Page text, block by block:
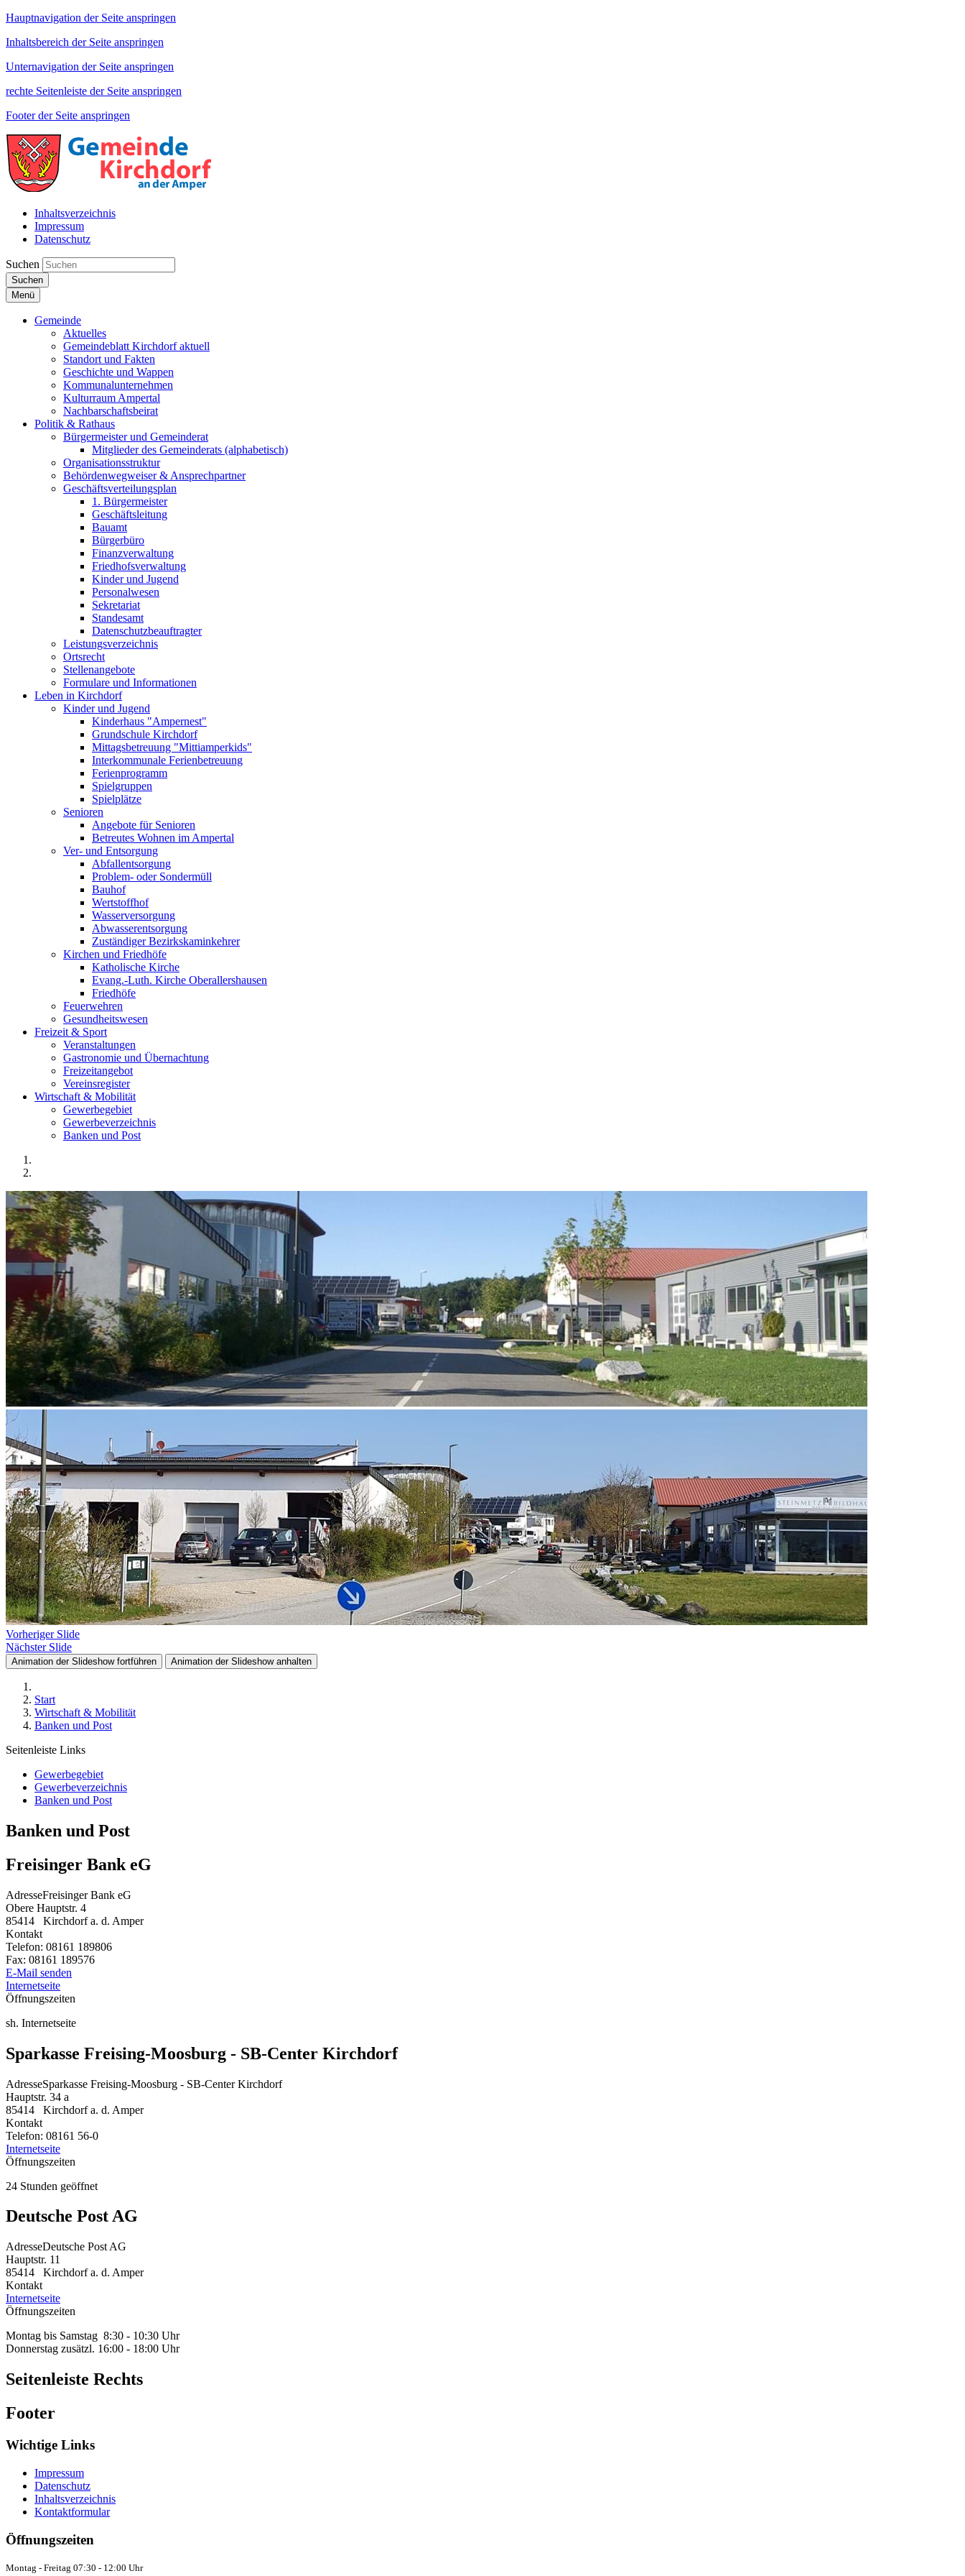
Hauptnavigation der Seite anspringen
Inhaltsbereich der Seite anspringen
Unternavigation der Seite anspringen
rechte Seitenleiste der Seite anspringen
Footer der Seite anspringen
Inhaltsverzeichnis
Impressum
Datenschutz
Suchen
Suchen
Menü
Gemeinde
Aktuelles
Gemeindeblatt Kirchdorf aktuell
Standort und Fakten
Geschichte und Wappen
Kommunalunternehmen
Kulturraum Ampertal
Nachbarschaftsbeirat
Politik & Rathaus
Bürgermeister und Gemeinderat
Mitglieder des Gemeinderats (alphabetisch)
Organisationsstruktur
Behördenwegweiser & Ansprechpartner
Geschäftsverteilungsplan
1. Bürgermeister
Geschäftsleitung
Bauamt
Bürgerbüro
Finanzverwaltung
Friedhofsverwaltung
Kinder und Jugend
Personalwesen
Sekretariat
Standesamt
Datenschutzbeauftragter
Leistungsverzeichnis
Ortsrecht
Stellenangebote
Formulare und Informationen
Leben in Kirchdorf
Kinder und Jugend
Kinderhaus "Ampernest"
Grundschule Kirchdorf
Mittagsbetreuung "Mittiamperkids"
Interkommunale Ferienbetreuung
Ferienprogramm
Spielgruppen
Spielplätze
Senioren
Angebote für Senioren
Betreutes Wohnen im Ampertal
Ver- und Entsorgung
Abfallentsorgung
Problem- oder Sondermüll
Bauhof
Wertstoffhof
Wasserversorgung
Abwasserentsorgung
Zuständiger Bezirkskaminkehrer
Kirchen und Friedhöfe
Katholische Kirche
Evang.-Luth. Kirche Oberallershausen
Friedhöfe
Feuerwehren
Gesundheitswesen
Freizeit & Sport
Veranstaltungen
Gastronomie und Übernachtung
Freizeitangebot
Vereinsregister
Wirtschaft & Mobilität
Gewerbegebiet
Gewerbeverzeichnis
Banken und Post
Vorheriger Slide
Nächster Slide
Animation der Slideshow fortführen Animation der Slideshow anhalten
Start
Wirtschaft & Mobilität
Banken und Post
Seitenleiste Links
Gewerbegebiet
Gewerbeverzeichnis
Banken und Post
Banken und Post
Freisinger Bank eG
AdresseFreisinger Bank eG
Obere Hauptstr. 4
85414
Kirchdorf a. d. Amper
Kontakt
Telefon: 08161 189806
Fax: 08161 189576
E-Mail senden
Internetseite
Öffnungszeiten
sh. Internetseite
Sparkasse Freising-Moosburg - SB-Center Kirchdorf
AdresseSparkasse Freising-Moosburg - SB-Center Kirchdorf
Hauptstr. 34 a
85414
Kirchdorf a. d. Amper
Kontakt
Telefon: 08161 56-0
Internetseite
Öffnungszeiten
24 Stunden geöffnet
Deutsche Post AG
AdresseDeutsche Post AG
Hauptstr. 11
85414
Kirchdorf a. d. Amper
Kontakt
Internetseite
Öffnungszeiten
Montag bis Samstag 8:30 - 10:30 Uhr
Donnerstag zusätzl. 16:00 - 18:00 Uhr
Seitenleiste Rechts
Footer
Wichtige Links
Impressum
Datenschutz
Inhaltsverzeichnis
Kontaktformular
Öffnungszeiten
Montag - Freitag 07:30 - 12:00 Uhr